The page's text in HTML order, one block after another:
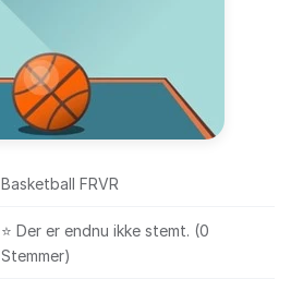
Basketball FRVR
⭐ Der er endnu ikke stemt. (0
Stemmer)